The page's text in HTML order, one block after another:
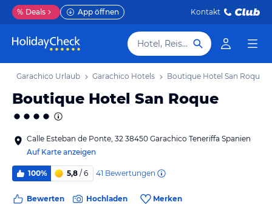
% Deals App öffnen Kontakt
Hotel, Reiseziel
Garachico Urlaub Garachico Hotels Boutique Hotel San Roque
Boutique Hotel San Roque
Calle Esteban de Ponte, 32 38450 Garachico Teneriffa Spanien
Auf Karte anzeigen
100% 5,8 / 6 41 Bewertungen
Bewerten Hochladen Merken